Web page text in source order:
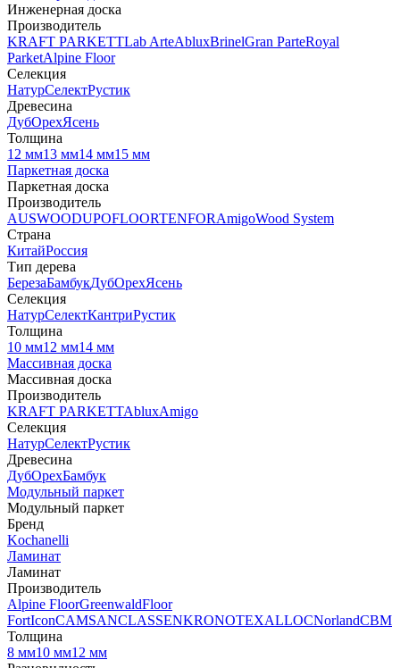
Инженерная доска
Производитель
KRAFT PARKETTLab ArteAbluxBrinelGran ParteRoyal
ParketAlpine Floor
Селекция
НатурСелектРустик
Древесина
ДубОрехЯсень
Толщина
12 мм13 мм14 мм15 мм
Паркетная доска
Паркетная доска
Производитель
AUSWOODUPOFLOORTENFORAmigoWood System
Страна
КитайРоссия
Тип дерева
БерезаБамбукДубОрехЯсень
Селекция
НатурСелектКантриРустик
Толщина
10 мм12 мм14 мм
Массивная доска
Массивная доска
Производитель
KRAFT PARKETTAbluxAmigo
Селекция
НатурСелектРустик
Древесина
ДубОрехБамбук
Модульный паркет
Модульный паркет
Бренд
Kochanelli
Ламинат
Ламинат
Производитель
Alpine FloorGreenwaldFloor
FortIconCAMSANCLASSENKRONOTEXALLOCNorlandCBM
Толщина
8 мм10 мм12 мм